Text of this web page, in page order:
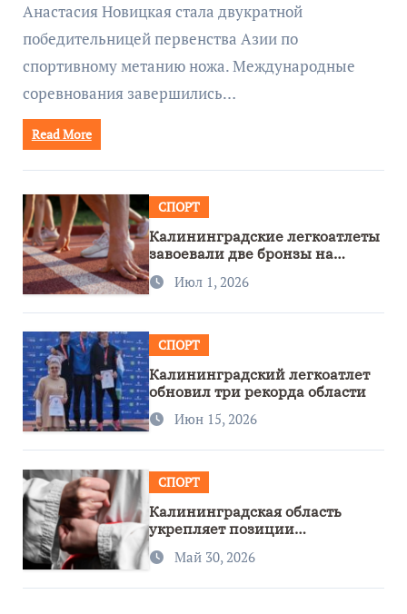
Анастасия Новицкая стала двукратной
победительницей первенства Азии по
спортивному метанию ножа. Международные
соревнования завершились…
Read More
СПОРТ
Калининградские легкоатлеты
завоевали две бронзы на
первенстве России
Июл 1, 2026
СПОРТ
Калининградский легкоатлет
обновил три рекорда области
Июн 15, 2026
СПОРТ
Калининградская область
укрепляет позиции
спортивного региона
Май 30, 2026